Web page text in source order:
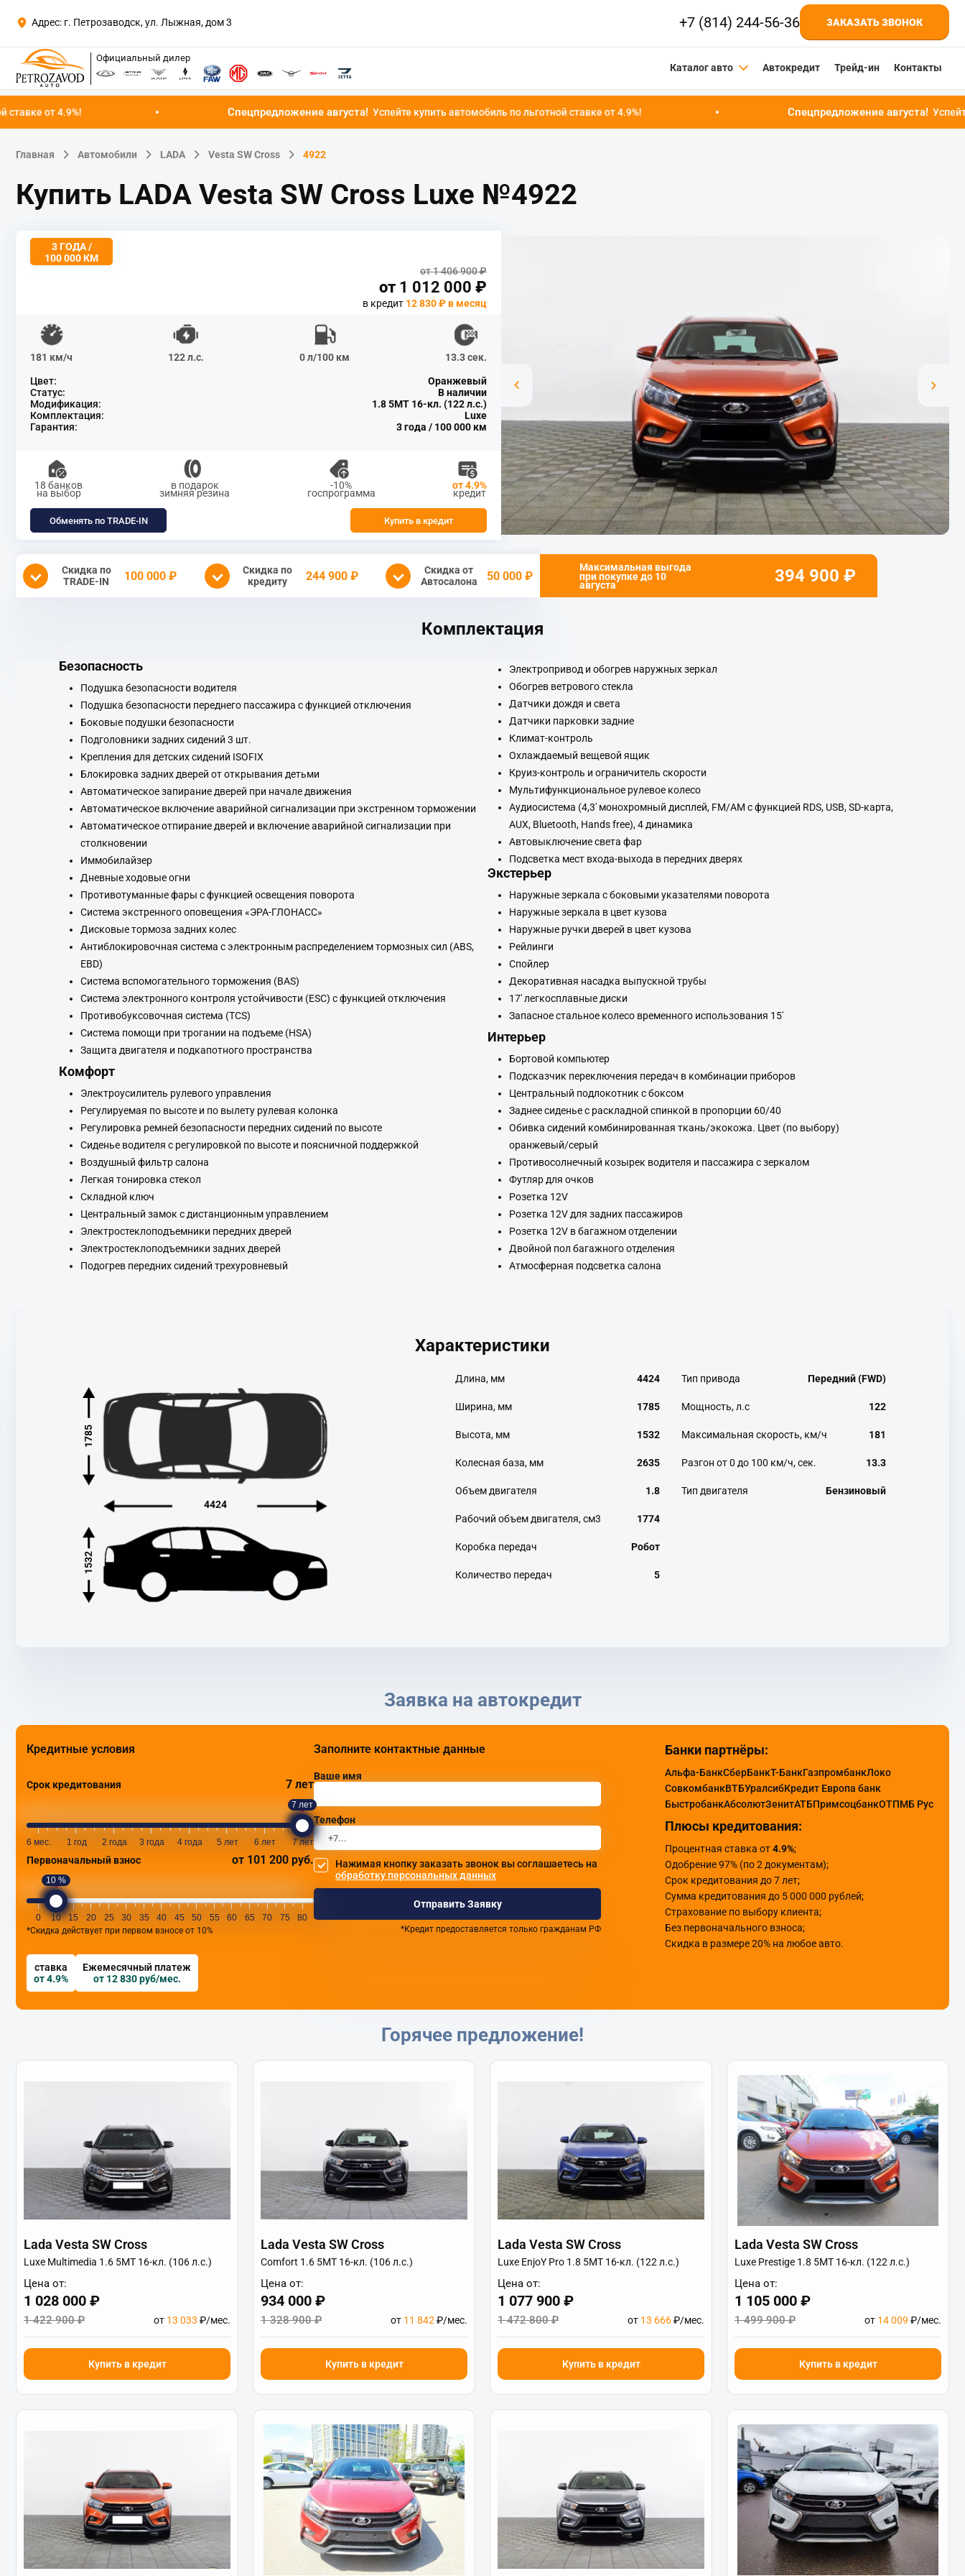
Адрес: г. Петрозаводск, ул. Лыжная, дом 3 +7 (814) 244-56-36 ЗАКАЗАТЬ ЗВОНОК
Официальный дилер
Каталог авто Автокредит Трейд-ин Контакты
Спецпредложение августа!Успейте купить автомобиль по льготной ставке от 4.9%! Спецпредложение августа!Успейте купить
Главная Автомобили LADA Vesta SW Cross 4922
Купить LADA Vesta SW Cross Luxe №4922
3 ГОДА /
100 000 КМ
от 1 406 900 ₽
от 1 012 000 ₽
в кредит 12 830 ₽ в месяц
181 км/ч 122 л.с. 0 л/100 км 13.3 сек.
Цвет:
Оранжевый
Статус:
В наличии
Модификация:
1.8 5MT 16-кл. (122 л.с.)
Комплектация:
Luxe
Гарантия:
3 года / 100 000 км
18 банков
на выбор
в подарок
зимняя резина
-10%
госпрограмма
от 4.9%
кредит
Обменять по TRADE-IN Купить в кредит
Скидка по
TRADE-IN
100 000 ₽
Скидка по
кредиту
244 900 ₽
Скидка от
Автосалона
50 000 ₽
Максимальная выгода
при покупке до 10
августа 394 900 ₽
Комплектация
Безопасность
Подушка безопасности водителя
Подушка безопасности переднего пассажира с функцией отключения
Боковые подушки безопасности
Подголовники задних сидений 3 шт.
Крепления для детских сидений ISOFIX
Блокировка задних дверей от открывания детьми
Автоматическое запирание дверей при начале движения
Автоматическое включение аварийной сигнализации при экстренном торможении
Автоматическое отпирание дверей и включение аварийной сигнализации при
столкновении
Иммобилайзер
Дневные ходовые огни
Противотуманные фары с функцией освещения поворота
Система экстренного оповещения «ЭРА-ГЛОНАСС»
Дисковые тормоза задних колес
Антиблокировочная система с электронным распределением тормозных сил (ABS,
EBD)
Система вспомогательного торможения (BAS)
Система электронного контроля устойчивости (ESC) с функцией отключения
Противобуксовочная система (TCS)
Система помощи при трогании на подъеме (HSА)
Защита двигателя и подкапотного пространства
Комфорт
Электроусилитель рулевого управления
Регулируемая по высоте и по вылету рулевая колонка
Регулировка ремней безопасности передних сидений по высоте
Сиденье водителя с регулировкой по высоте и поясничной поддержкой
Воздушный фильтр салона
Легкая тонировка стекол
Складной ключ
Центральный замок с дистанционным управлением
Электростеклоподъемники передних дверей
Электростеклоподъемники задних дверей
Подогрев передних сидений трехуровневый
Электропривод и обогрев наружных зеркал
Обогрев ветрового стекла
Датчики дождя и света
Датчики парковки задние
Климат-контроль
Охлаждаемый вещевой ящик
Круиз-контроль и ограничитель скорости
Мультифункциональное рулевое колесо
Аудиосистема (4,3' монохромный дисплей, FM/AM с функцией RDS, USB, SD-карта,
AUX, Bluetooth, Hands free), 4 динамика
Автовыключение света фар
Подсветка мест входа-выхода в передних дверях
Экстерьер
Наружные зеркала с боковыми указателями поворота
Наружные зеркала в цвет кузова
Наружные ручки дверей в цвет кузова
Рейлинги
Спойлер
Декоративная насадка выпускной трубы
17' легкосплавные диски
Запасное стальное колесо временного использования 15'
Интерьер
Бортовой компьютер
Подсказчик переключения передач в комбинации приборов
Центральный подлокотник с боксом
Заднее сиденье с раскладной спинкой в пропорции 60/40
Обивка сидений комбинированная ткань/экокожа. Цвет (по выбору)
оранжевый/серый
Противосолнечный козырек водителя и пассажира с зеркалом
Футляр для очков
Розетка 12V
Розетка 12V для задних пассажиров
Розетка 12V в багажном отделении
Двойной пол багажного отделения
Атмосферная подсветка салона
Характеристики
4424
1785
1532
Длина, мм
Ширина, мм
Высота, мм
Колесная база, мм
Объем двигателя
Рабочий объем двигателя, см3
Коробка передач
Количество передач
4424
1785
1532
2635
1.8
1774
Робот
5
Тип привода
Мощность, л.с
Максимальная скорость, км/ч
Разгон от 0 до 100 км/ч, сек.
Тип двигателя
Передний (FWD)
122
181
13.3
Бензиновый
Заявка на автокредит
Кредитные условия
Срок кредитования 7 лет
7 лет
6 мес. 1 год 2 года 3 года 4 года 5 лет 6 лет 7 лет
Первоначальный взнос от 101 200 руб.
10 %
0 10 15 20 25 30 35 40 45 50 55 60 65 70 75
80
*Скидка действует при первом взносе от 10%
ставка
от 4.9%
Ежемесячный платеж
от 12 830 руб/мес.
Заполните контактные данные
Ваше имя
Телефон
Нажимая кнопку заказать звонок вы соглашаетесь на
обработку персональных данных
Отправить Заявку
*Кредит предоставляется только гражданам РФ
Банки партнёры:
Альфа-БанкСберБанкТ-БанкГазпромбанкЛоко
СовкомбанкВТБУралсибКредит Европа банк
БыстробанкАбсолютЗенитАТБПримсоцбанкОТПМБ Рус
Плюсы кредитования:
Процентная ставка от4.9%;
Одобрение 97% (по 2 документам);
Срок кредитования до 7 лет;
Сумма кредитования до 5 000 000 рублей;
Страхование по выбору клиента;
Без первоначального взноса;
Скидка в размере 20% на любое авто.
Горячее предложение!
Lada Vesta SW Cross
Luxe Multimedia 1.6 5MT 16-кл. (106 л.с.)
Цена от:
1 028 000 ₽
1 422 900 ₽ от 13 033 ₽/мес.
Купить в кредит
Lada Vesta SW Cross
Comfort 1.6 5MT 16-кл. (106 л.с.)
Цена от:
934 000 ₽
1 328 900 ₽ от 11 842 ₽/мес.
Купить в кредит
Lada Vesta SW Cross
Luxe EnjoY Pro 1.8 5MT 16-кл. (122 л.с.)
Цена от:
1 077 900 ₽
1 472 800 ₽ от 13 666₽/мес.
Купить в кредит
Lada Vesta SW Cross
Luxe Prestige 1.8 5MT 16-кл. (122 л.с.)
Цена от:
1 105 000 ₽
1 499 900 ₽ от 14 009 ₽/мес.
Купить в кредит